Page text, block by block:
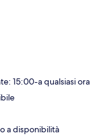
15:00-a qualsiasi ora
a disponibilità